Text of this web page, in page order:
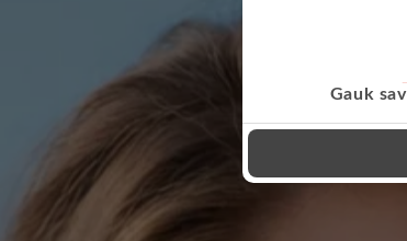
Gauk